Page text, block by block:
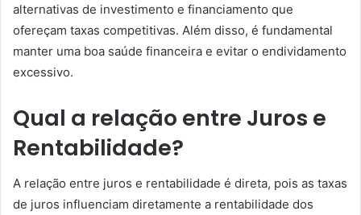
alternativas de investimento e financiamento que
ofereçam taxas competitivas. Além disso, é fundamental
manter uma boa saúde financeira e evitar o endividamento
excessivo.
Qual a relação entre Juros e
Rentabilidade?
A relação entre juros e rentabilidade é direta, pois as taxas
de juros influenciam diretamente a rentabilidade dos